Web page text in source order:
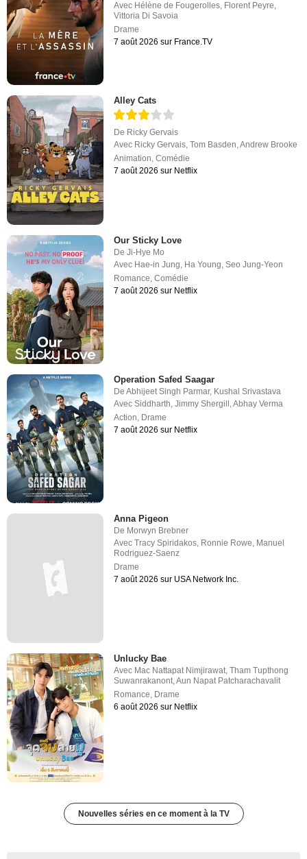
Avec Hélène de Fougerolles, Florent Peyre,
Vittoria Di Savoia
Drame
7 août 2026 sur France.TV
Alley Cats
De Ricky Gervais
Avec Ricky Gervais,Tom Basden,Andrew Brooke
Animation,Comédie
7 août 2026 sur Netflix
Our Sticky Love
DeJi-Hye Mo
Avec Hae-in Jung Ha Young ,Seo Jung-Yeon
Romance ,Comédie
7 août 2026 sur Netflix
Operation Safed Saagar
DeAbhijeet Singh Parmar, Kushal Srivastava
AvecSiddharth,Jimmy Shergill ,Abhay Verma
Action, Drame
7 août 2026 sur Netflix
Anna Pigeon
De Morwyn Brebner
AvecTracy Spiridakos, Ronnie Rowe, Manuel
Rodriguez-Saenz
Drame
7 août 2026 sur USA Network Inc.
Unlucky Bae
Avec Mac Nattapat Nimjirawat ,Tham Tupthong
Suwanrakanont ,Aun Napat Patcharachavalit
Romance Drame
6 août 2026 sur Netflix
Nouvelles séries en ce moment à la TV